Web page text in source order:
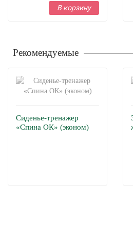
В корзину
Рекомендуемые
Сиденье-тренажер
«Спина ОК» (эконом)